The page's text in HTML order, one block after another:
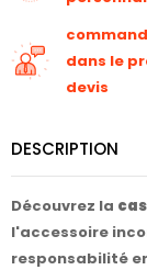
dans le
devis
DESCRIPTION
Découvrez la
l'accessoire
responsabilité